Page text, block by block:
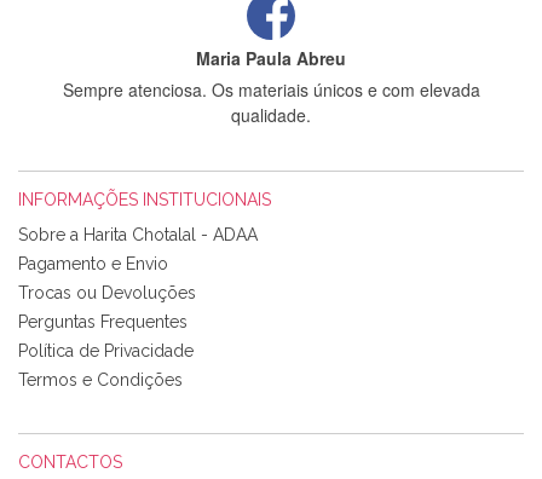
Maria Paula Abreu
Sempre atenciosa. Os materiais únicos e com elevada
qualidade.
Tudo chegou em condições, pois os produtos vieram muito
bem acondicionados. Estou plenamente satisfeita com os
produtos adquiridos. Relativamente à bolsa, tem um tecido
com um padrão e cores muito bonitas e a execução está
perfeitíssima. Futuramente penso voltar a comprar na vossa
loja, têm excelentes artigos a um preço muito justo. A
INFORMAÇÕES INSTITUCIONAIS
Sobre a Harita Chotalal - ADAA
Pagamento e Envio
Trocas ou Devoluções
Perguntas Frequentes
Política de Privacidade
Termos e Condições
CONTACTOS